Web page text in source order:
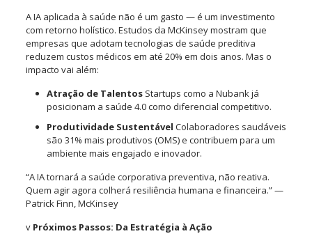
A IA aplicada à saúde não é um gasto — é um investimento
com retorno holístico. Estudos da McKinsey mostram que
empresas que adotam tecnologias de saúde preditiva
reduzem custos médicos em até 20% em dois anos. Mas o
impacto vai além:
Atração de TalentosStartups como a Nubank já
posicionam a saúde 4.0 como diferencial competitivo.
Produtividade Sustentável Colaboradores saudáveis
são 31% mais produtivos (OMS) e contribuem para um
ambiente mais engajado e inovador.
“A IA tornará a saúde corporativa preventiva, não reativa.
Quem agir agora colherá resiliência humana e financeira.” —
Patrick Finn, McKinsey
v Próximos Passos: Da Estratégia à Ação